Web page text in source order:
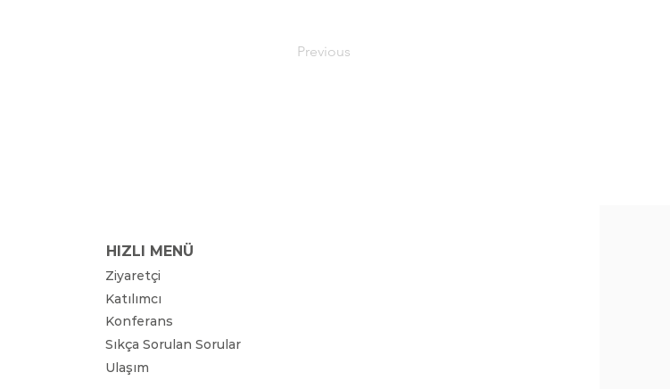
Previous
HIZLI MENÜ
Ziyaretçi
Katılımcı
Konferans
Sıkça Sorulan Sorular
Ulaşım